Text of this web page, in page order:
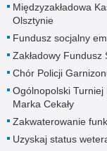
Międzyzakładowa
Olsztynie
Fundusz socjalny
Zakładowy Fundusz
Chór Policji
Ogólnopolski Turniej
Marka Cekały
Zakwaterowanie
Uzyskaj status